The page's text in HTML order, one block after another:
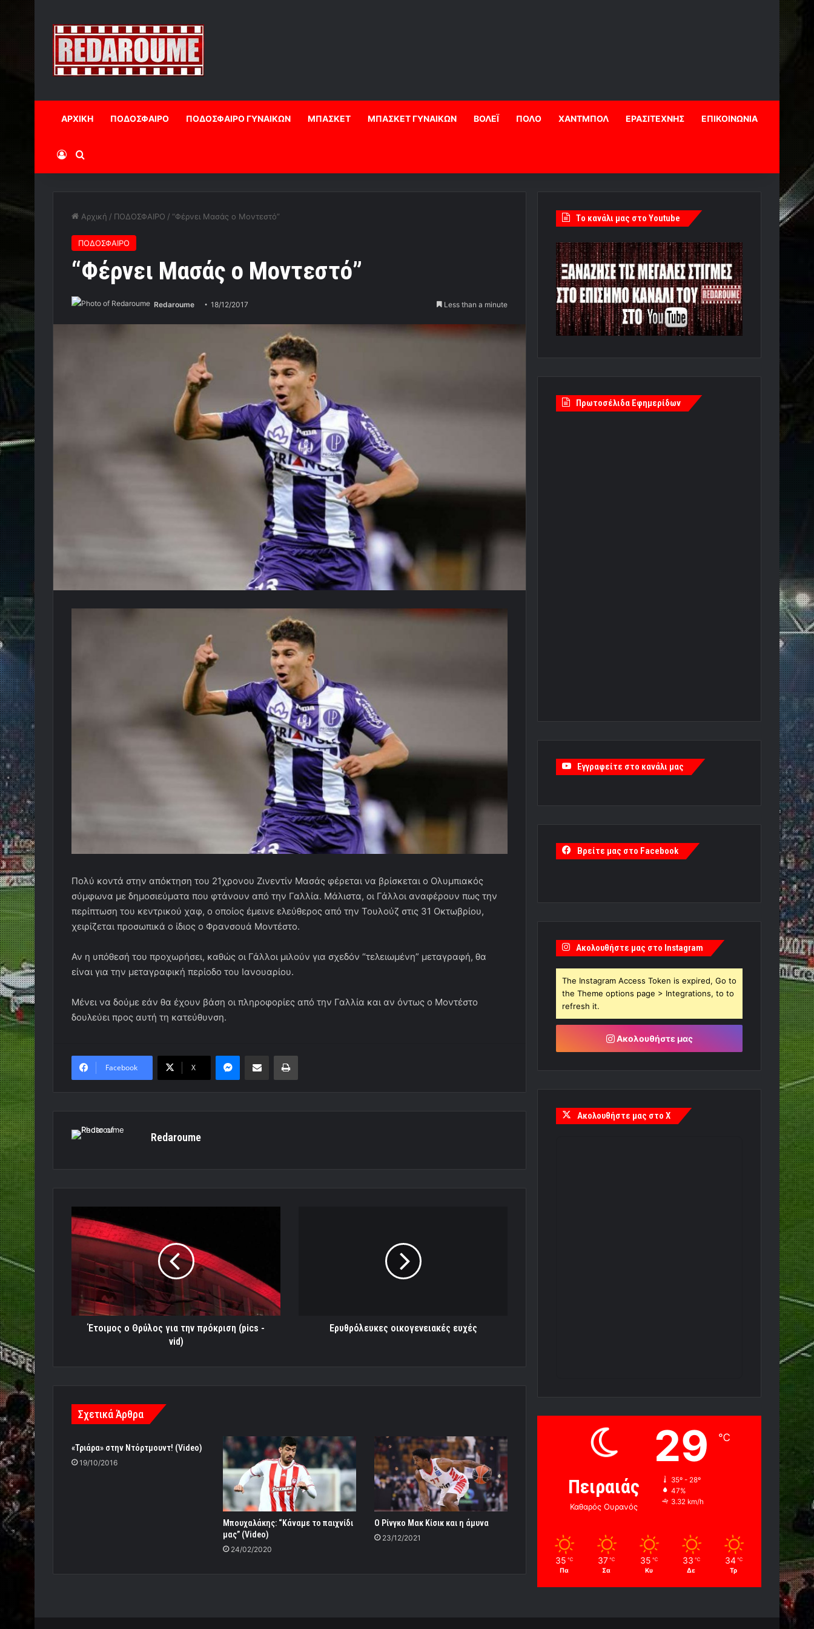
ΑΡΧΙΚΗ ΠΟΔΟΣΦΑΙΡΟ ΠΟΔΟΣΦΑΙΡΟ ΓΥΝΑΙΚΩΝ ΜΠΑΣΚΕΤ ΜΠΑΣΚΕΤ ΓΥΝΑΙΚΩΝ ΒΟΛΕΪ ΠΟΛΟ ΧΑΝΤΜΠΟΛ ΕΡΑΣΙΤΕΧΝΗΣ ΕΠΙΚΟΙΝΩΝΙΑ
Log InΑναζήτηση
Αρχική / ΠΟΔΟΣΦΑΙΡΟ / “Φέρνει Μασάς ο Μοντεστό”
ΠΟΔΟΣΦΑΙΡΟ
“Φέρνει Μασάς ο Μοντεστό”
Redaroume 18/12/2017 Less than a minute
Πολύ κοντά στην απόκτηση του 21χρονου Ζινεντίν Μασάς φέρεται να βρίσκεται ο Ολυμπιακός
σύμφωνα με δημοσιεύματα που φτάνουν από την Γαλλία. Μάλιστα, οι Γάλλοι αναφέρουν πως την
περίπτωση του κεντρικού χαφ, ο οποίος έμεινε ελεύθερος από την Τουλούζ στις 31 Οκτωβρίου,
χειρίζεται προσωπικά ο ίδιος ο Φρανσουά Μοντέστο.
Αν η υπόθεσή του προχωρήσει, καθώς οι Γάλλοι μιλούν για σχεδόν “τελειωμένη” μεταγραφή, θα
είναι για την μεταγραφική περίοδο του Ιανουαρίου.
Μένει να δούμε εάν θα έχουν βάση οι πληροφορίες από την Γαλλία και αν όντως ο Μοντέστο
δουλεύει προς αυτή τη κατεύθυνση.
Facebook X
MessengerΚοινοποίηση μέσω ηλεκτρονικού ταχυδρομείουΕκτύπωση
Redaroume
ο
Θρύλος
για
πρόκριση
(pics
vid)
Έτοιμος ο Θρύλος για την πρόκριση (pics -
vid)
Ερυθρόλευκες οικογενειακές ευχές
Σχετικά Άρθρα
«Τριάρα» στην Ντόρτμουντ! (Video)
19/10/2016
Μπουχαλάκης: “Κάναμε το παιχνίδι
μας” (Video)
24/02/2020
Ο Ρίνγκο Μακ Κίσικ και η άμυνα
23/12/2021
Tο κανάλι μας στο Youtube
Πρωτοσέλιδα Εφημερίδων
Εγγραφείτε στο κανάλι μας
Βρείτε μας στο Facebook
Ακολουθήστε μας στο Instagram
The Instagram Access Token is expired, Go to
the Theme options page > Integrations, to to
refresh it.
Ακολουθήστε μας
Ακολουθήστε μας στο X
Πειραιάς
Καθαρός Ουρανός
29 ℃
35º - 28º
47%
3.32 km/h
35 ℃
Πα
37 ℃
Σα
35 ℃
Κυ
33 ℃
Δε
34 ℃
Τρ